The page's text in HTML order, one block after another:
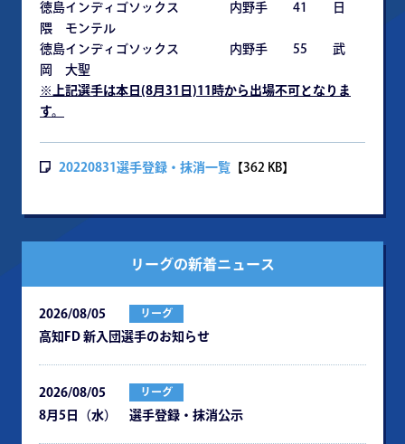
徳島インディゴソックス 内野手 41 日
隈 モンテル
徳島インディゴソックス 内野手 55 武
岡 大聖
※上記選手は本日(8月31日)11時から出場不可となりま
す。
20220831選手登録・抹消一覧 【362 KB】
リーグの新着ニュース
2026/08/05 リーグ
⾼知FD 新⼊団選⼿のお知らせ
2026/08/05 リーグ
8月5日（水） 選手登録・抹消公示